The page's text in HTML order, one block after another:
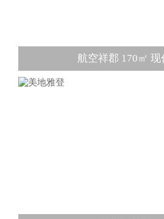
航空祥郡 170㎡ 现